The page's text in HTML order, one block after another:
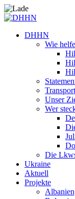
DHHN
Wie
Unser
Wer
Die
Ukraine
Aktuell
Projekte